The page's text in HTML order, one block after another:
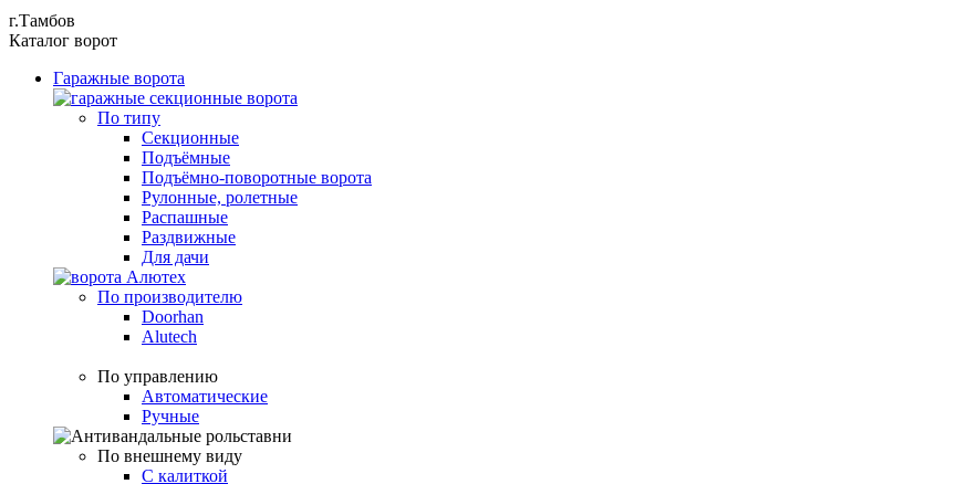
г.Тамбов
Каталог ворот
Гаражные ворота
По типу
Секционные
Подъёмные
Подъёмно-поворотные ворота
Рулонные, ролетные
Распашные
Раздвижные
Для дачи
По производителю
Doorhan
Alutech
По управлению
Автоматические
Ручные
По внешнему виду
С калиткой